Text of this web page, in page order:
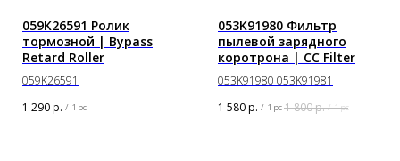
059K26591 Ролик
тормозной | Bypass
Retard Roller
059K26591
1 290р. / 1 pc
053K91980 Фильтр
пылевой зарядного
коротрона | CC Filter
053K91980 053K91981
1 580р. / 1 pc 1 800р. / 1 pc